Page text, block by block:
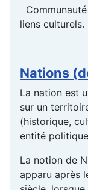
liens culturels.
Nations
La nation est
sur un
(historique,
entité politique
La notion de
apparu après